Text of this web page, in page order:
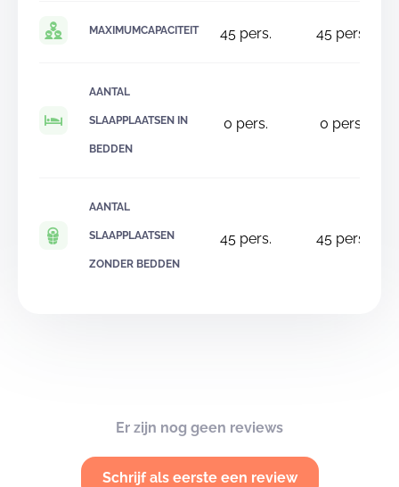
MAXIMUMCAPACITEIT 45pers. 45 pers.
AANTAL
SLAAPPLAATSEN IN
BEDDEN
0 pers. 0 pers.
AANTAL
SLAAPPLAATSEN
ZONDER BEDDEN
45pers. 45 pers.
Er zijn nog geen reviews
Schrijf als eerste een review